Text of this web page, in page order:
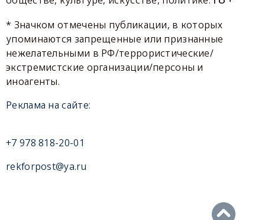
* Значком отмечены публикации, в которых
упоминаются запрещенные или признанные
нежелательными в РФ/террористические/
экстремистские организации/персоны и
иноагенты.
Реклама на сайте:
+7 978 818-20-01
rekforpost@ya.ru